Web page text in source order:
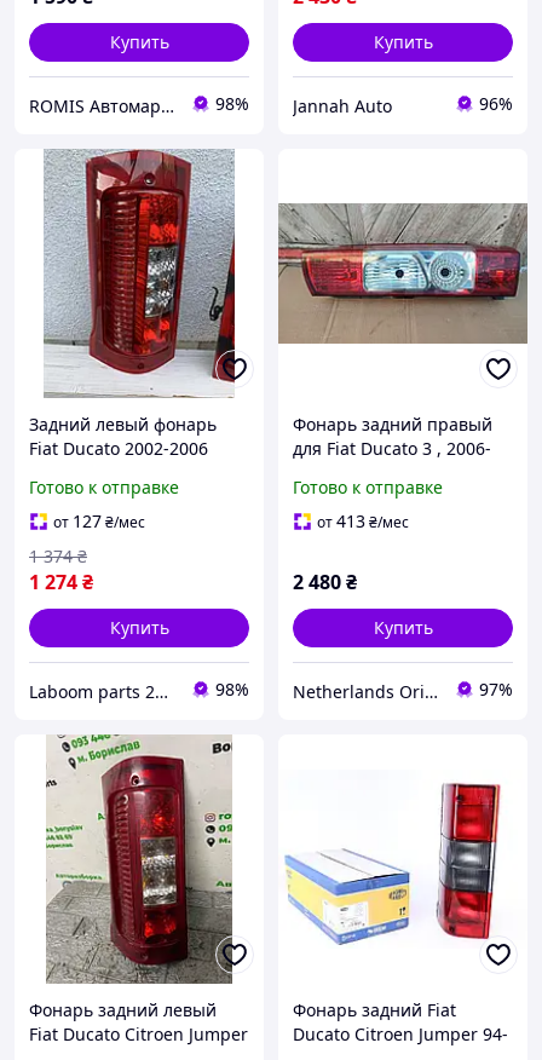
Купить
ROMIS Автомаркет 98%
Купить
Jannah Auto 96%
Задний левый фонарь
Fiat Ducato 2002-2006
Готово к отправке
от 127₴/мес
1 274₴
1 374 ₴
Купить
Laboom parts 24/7 98%
Фонарь задний правый
для Fiat Ducato 3 , 2006-
Готово к отправке
от413₴/мес
2 480₴
Купить
Netherlands Original Parts 97%
Фонарь задний левый
Fiat Ducato Citroen Jumper
Фонарь задний Fiat
Ducato Citroen Jumper 94-